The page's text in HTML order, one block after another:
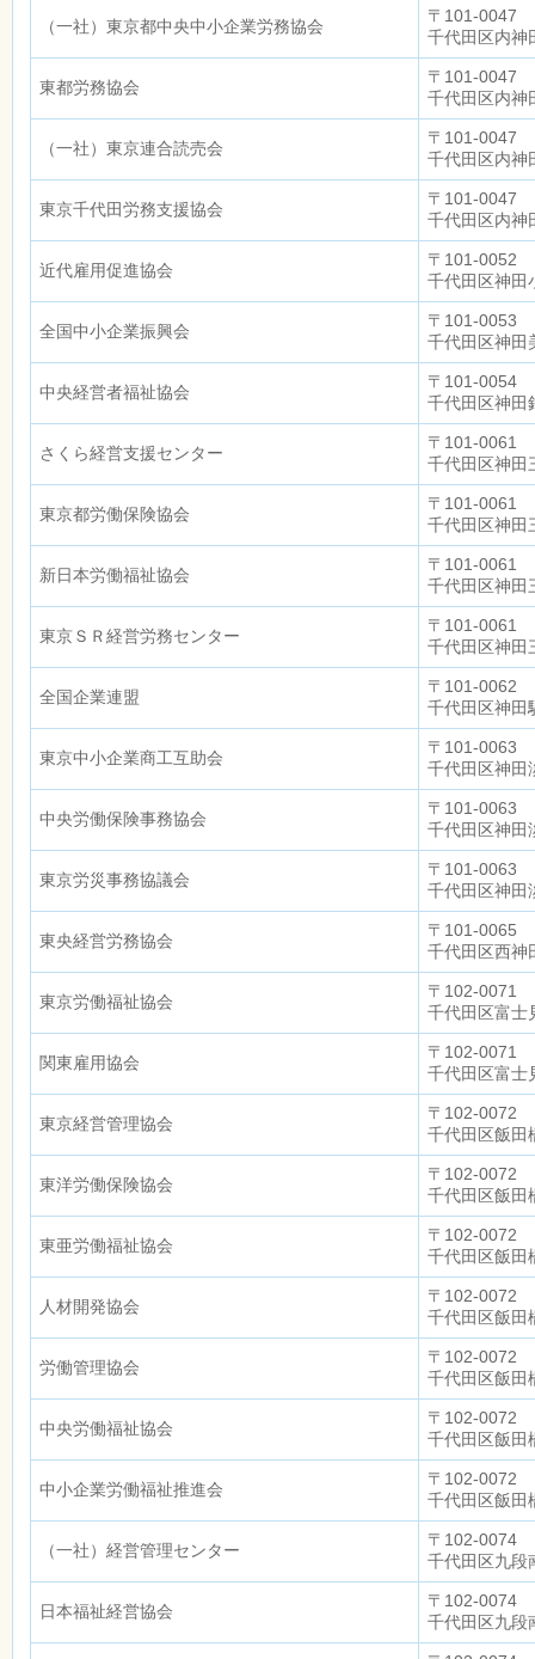
（一社）東京都中央中小企業労務協会
〒101-0047
千代田区内
東都労務協会
〒101-0047
千代田区内
（一社）東京連合読売会
〒101-0047
千代田区内
東京千代田労務支援協会
〒101-0047
千代田区内
近代雇用促進協会
〒101-0052
千代田区神
全国中小企業振興会
〒101-0053
千代田区神
中央経営者福祉協会
〒101-0054
千代田区神
さくら経営支援センター
〒101-0061
千代田区神
東京都労働保険協会
〒101-0061
千代田区神
新日本労働福祉協会
〒101-0061
千代田区神田
東京ＳＲ経営労務センター
〒101-0061
千代田区神
全国企業連盟
〒101-0062
千代田区神
東京中小企業商工互助会
〒101-0063
千代田区神
中央労働保険事務協会
〒101-0063
千代田区神
東京労災事務協議会
〒101-0063
千代田区神田
東央経営労務協会
〒101-0065
千代田区西
東京労働福祉協会
〒102-0071
千代田区富士
関東雇用協会
〒102-0071
千代田区富士
東京経営管理協会
〒102-0072
千代田区飯
東洋労働保険協会
〒102-0072
千代田区飯
東亜労働福祉協会
〒102-0072
千代田区飯
人材開発協会
〒102-0072
千代田区飯
労働管理協会
〒102-0072
千代田区飯
中央労働福祉協会
〒102-0072
千代田区飯
中小企業労働福祉推進会
〒102-0072
千代田区飯
（一社）経営管理センター
〒102-0074
千代田区九
日本福祉経営協会
〒102-0074
千代田区九